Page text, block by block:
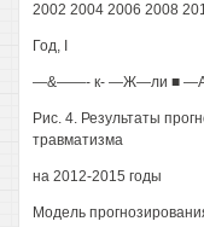
2002 2004 2006 2008
Год, I
—&——- к- —Ж—ли ■
Рис. 4. Результаты
травматизма
на 2012-2015 годы
Модель